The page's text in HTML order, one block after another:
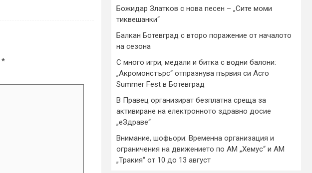
*
Божидар Златков с нова песен – „Сите моми
тиквешанки“
Балкан Ботевград с второ поражение от началото
на сезона
С много игри, медали и битка с водни балони:
„Акромонстърс“ отпразнува първия си Acro
Summer Fest в Ботевград
В Правец организират безплатна среща за
активиране на електронното здравно досие
„еЗдраве“
Внимание, шофьори: Временна организация и
ограничения на движението по АМ „Хемус“ и АМ
„Тракия“ от 10 до 13 август